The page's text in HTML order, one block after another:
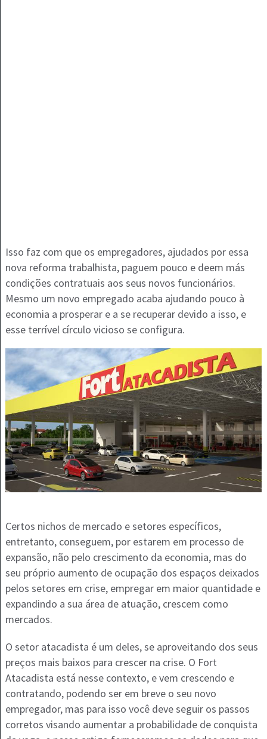
Isso faz com que os empregadores, ajudados por essa
nova reforma trabalhista, paguem pouco e deem más
condições contratuais aos seus novos funcionários.
Mesmo um novo empregado acaba ajudando pouco à
economia a prosperar e a se recuperar devido a isso, e
esse terrível círculo vicioso se configura.
Certos nichos de mercado e setores específicos,
entretanto, conseguem, por estarem em processo de
expansão, não pelo crescimento da economia, mas do
seu próprio aumento de ocupação dos espaços deixados
pelos setores em crise, empregar em maior quantidade e
expandindo a sua área de atuação, crescem como
mercados.
O setor atacadista é um deles, se aproveitando dos seus
preços mais baixos para crescer na crise. O Fort
Atacadista está nesse contexto, e vem crescendo e
contratando, podendo ser em breve o seu novo
empregador, mas para isso você deve seguir os passos
corretos visando aumentar a probabilidade de conquista